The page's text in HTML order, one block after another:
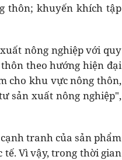
thôn; khuyến khích tập
nông nghiệp với quy
theo hướng hiện đại
cho khu vực nông thôn,
sản xuất nông nghiệp",
tranh của sản phẩm
Vì vậy, trong thời gian